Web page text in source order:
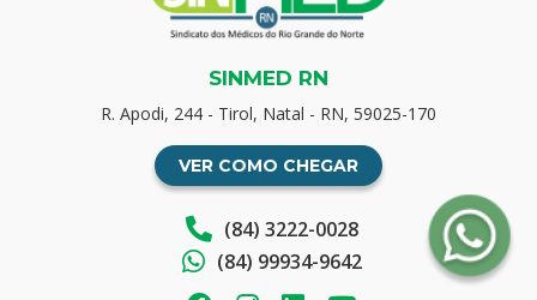
SINMED RN
R. Apodi, 244 - Tirol, Natal - RN, 59025-170
VER COMO CHEGAR
(84) 3222-0028
(84) 99934-9642